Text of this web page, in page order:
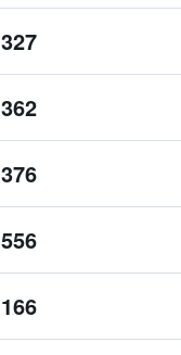
327 ﷼
362 ﷼
376 ﷼
556 ﷼
166 ﷼